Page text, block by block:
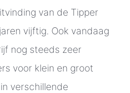
van de Tipper
vijftig. Ook vandaag
nog steeds zeer
voor klein en groot
verschillende